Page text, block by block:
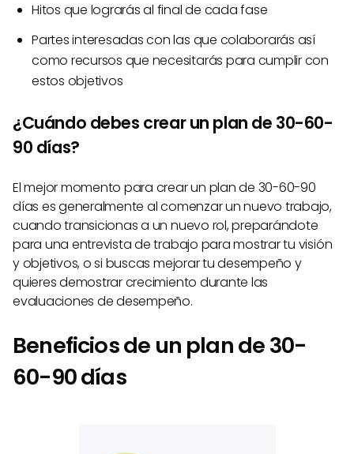
Hitos que lograrás al final de cada fase
Partes interesadas con las que colaborarás así
como recursos que necesitarás para cumplir con
estos objetivos
¿Cuándo debes crear un plan de 30-60-
90 días?
El mejor momento para crear un plan de 30-60-90
días es generalmente al comenzar un nuevo trabajo,
cuando transicionas a un nuevo rol, preparándote
para una entrevista de trabajo para mostrar tu visión
y objetivos, o si buscas mejorar tu desempeño y
quieres demostrar crecimiento durante las
evaluaciones de desempeño.
Beneficios de un plan de 30-
60-90 días